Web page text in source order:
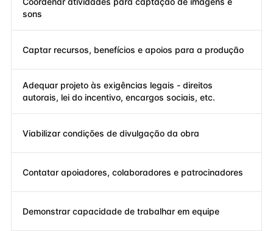
sons
Captar recursos, benefícios e apoios para a produção
Adequar projeto às exigências legais - direitos
autorais, lei do incentivo, encargos sociais, etc.
Viabilizar condições de divulgação da obra
Contatar apoiadores, colaboradores e patrocinadores
Demonstrar capacidade de trabalhar em equipe